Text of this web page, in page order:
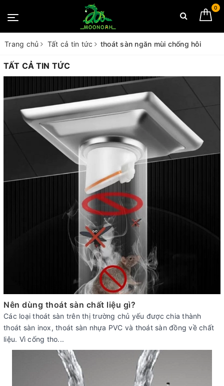
0
Trang chủ Tất cả tin tức thoát sàn ngăn mùi chống hôi
TẤT CẢ TIN TỨC
Nên dùng thoát sàn chất liệu gì?
Các loại thoát sàn trên thị trường chủ yếu được chia thành
thoát sàn inox, thoát sàn nhựa PVC và thoát sàn đồng về chất
liệu. Vì cống tho...